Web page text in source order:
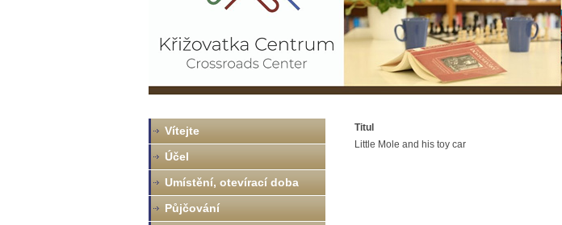
Titul
Little Mole and his toy car
Vítejte
Účel
Umístění, otevírací doba
Půjčování